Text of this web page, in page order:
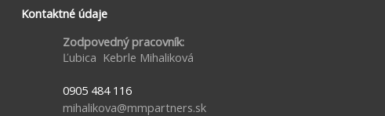
Kontaktné údaje
Zodpovedný pracovník:
Ľubica Kebrle Mihaliková
0905 484 116
mihalikova@mmpartners.sk